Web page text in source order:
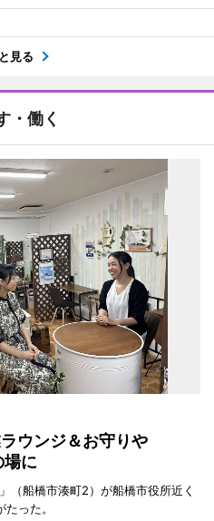
見る
・働く
ウンジ＆お守りや
に
（船橋市湊町2）が船橋市役所近く
った。